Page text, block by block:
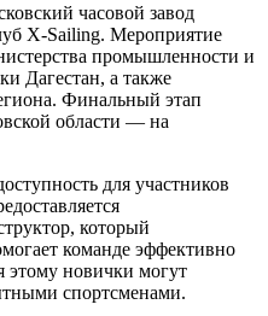
часовой завод
X-Sailing. Мероприятие
промышленности и
Дагестан, а также
Финальный этап
области — на
для участников
который
команде эффективно
этому новички могут
спортсменами.